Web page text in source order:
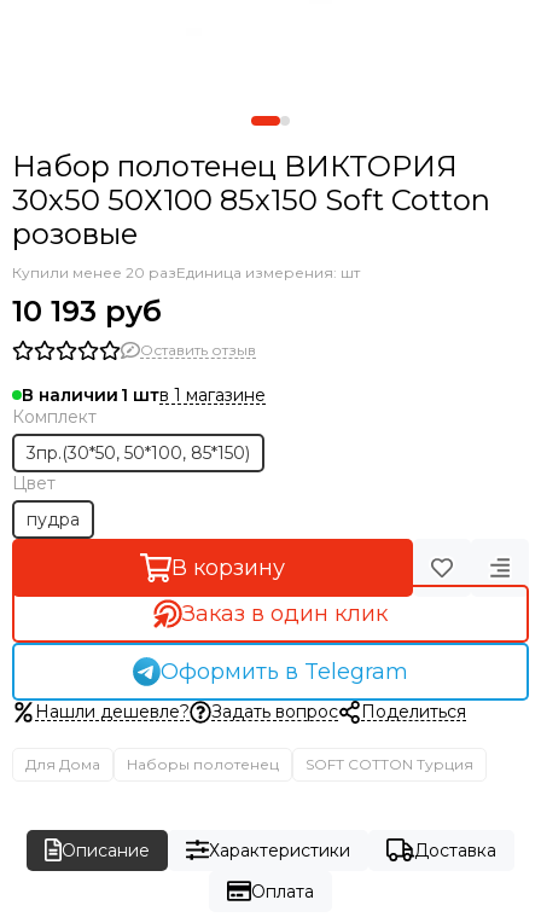
Набор полотенец ВИКТОРИЯ
30х50 50Х100 85х150 Soft Cotton
розовые
Купили менее 20 разЕдиница измерения: шт
10 193 руб
Оставить отзыв
В наличии 1
в 1 магазине
Комплект
3пр.(30*50, 50*100, 85*150)
Цвет
пудра
В корзину
Заказ в один клик
Оформить в Telegram
Нашли дешевле? Задать вопрос Поделиться
Для Дома Наборы полотенец SOFT COTTON Турция
Описание Характеристики
Доставка
Оплата